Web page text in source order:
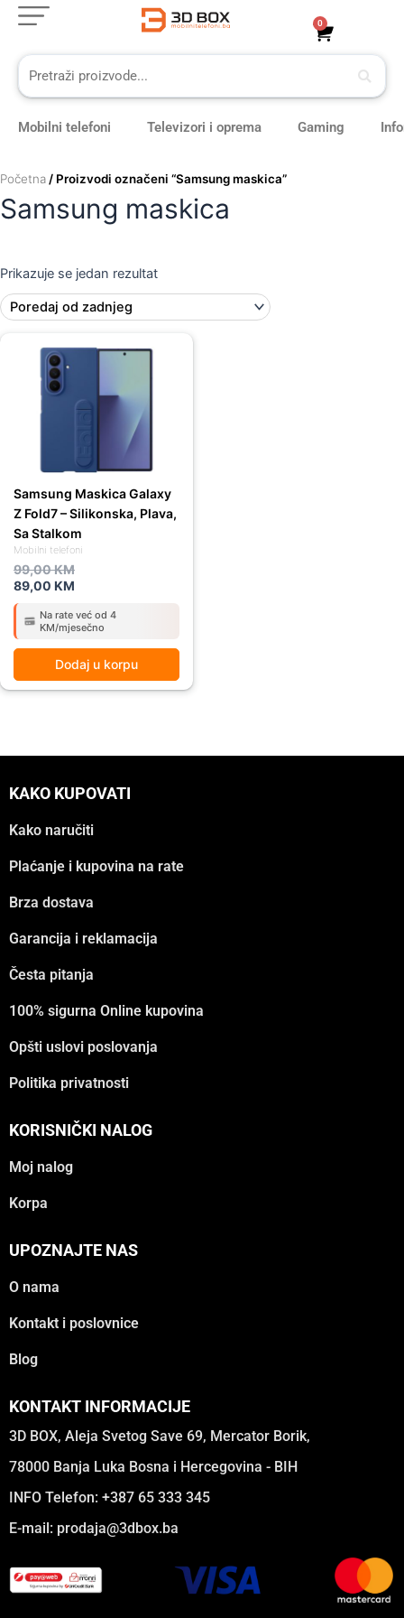
Skip
content
0
Cart
Mobilni telefoni Televizori i oprema Gaming
Početna / Proizvodi označeni “Samsung maskica”
Samsung maskica
Prikazuje se jedan rezultat
Mobilni telefoni
Samsung Maskica Galaxy
Z Fold7 – Silikonska, Plava,
Sa Stalkom
99,00KM
99,00 KM.
89,00 KM
89,00 KM.
Na rate već od 4
KM/mjesečno
Dodaj u korpu
KAKO KUPOVATI
Kako naručiti
Plaćanje i kupovina na rate
Brza dostava
Garancija i reklamacija
Česta pitanja
100% sigurna Online kupovina
Opšti uslovi poslovanja
Politika privatnosti
KORISNIČKI NALOG
Moj nalog
Korpa
UPOZNAJTE NAS
O nama
Kontakt i poslovnice
Blog
KONTAKT INFORMACIJE
3D BOX, Aleja Svetog Save 69, Mercator Borik,
78000 Banja Luka Bosna i Hercegovina - BIH
INFO Telefon: +387 65 333 345
E-mail: prodaja@3dbox.ba